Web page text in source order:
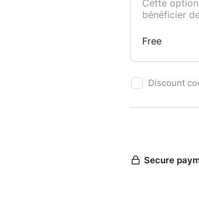
minimum 72h
Pour plus